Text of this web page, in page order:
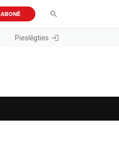
ABONĒ
Pieslēgties